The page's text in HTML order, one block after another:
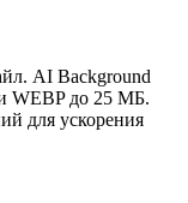
AI Background
WEBP до 25 МБ.
для ускорения